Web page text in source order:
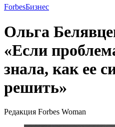
ForbesБизнес
Ольга
«Если
знала, как ее
решить»
Редакция Forbes Woman